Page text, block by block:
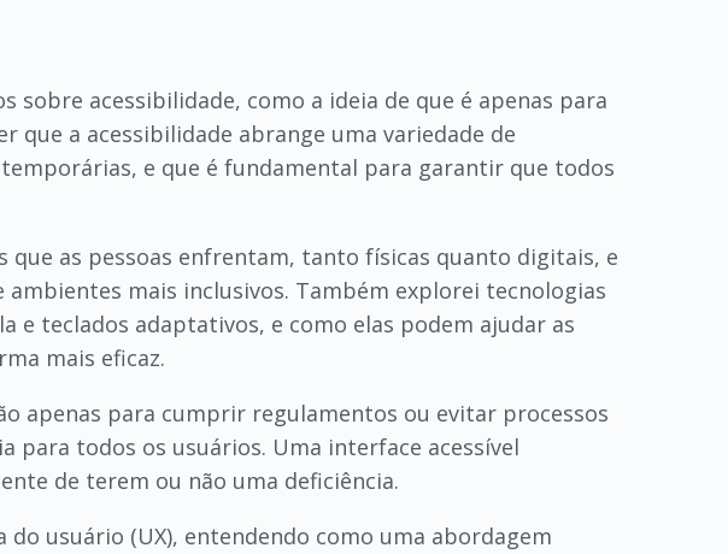
acessibilidade, como a ideia de que é apenas para
que a acessibilidade abrange uma variedade de
e que é fundamental para garantir que todos
que as pessoas enfrentam, tanto físicas quanto digitais, e
mais inclusivos. Também explorei tecnologias
e teclados adaptativos, e como elas podem ajudar as
mais eficaz.
apenas para cumprir regulamentos ou evitar processos
todos os usuários. Uma interface acessível
de terem ou não uma deficiência.
usuário (UX), entendendo como uma abordagem